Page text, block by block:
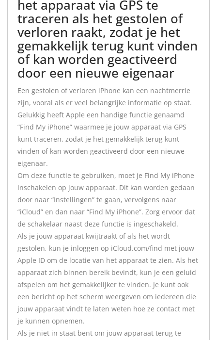
het apparaat via GPS te
traceren als het gestolen of
verloren raakt, zodat je het
gemakkelijk terug kunt vinden
of kan worden geactiveerd
door een nieuwe eigenaar
Een gestolen of verloren iPhone kan een nachtmerrie
zijn, vooral als er veel belangrijke informatie op staat.
Gelukkig heeft Apple een handige functie genaamd
“Find My iPhone” waarmee je jouw apparaat via GPS
kunt traceren, zodat je het gemakkelijk terug kunt
vinden of kan worden geactiveerd door een nieuwe
eigenaar.
Om deze functie te gebruiken, moet je Find My iPhone
inschakelen op jouw apparaat. Dit kan worden gedaan
door naar “Instellingen” te gaan, vervolgens naar
“iCloud” en dan naar “Find My iPhone”. Zorg ervoor dat
de schakelaar naast deze functie is ingeschakeld.
Als je jouw apparaat kwijtraakt of als het wordt
gestolen, kun je inloggen op iCloud.com/find met jouw
Apple ID om de locatie van het apparaat te zien. Als het
apparaat zich binnen bereik bevindt, kun je een geluid
afspelen om het gemakkelijker te vinden. Je kunt ook
een bericht op het scherm weergeven om iedereen die
jouw apparaat vindt te laten weten hoe ze contact met
je kunnen opnemen.
Als je niet in staat bent om jouw apparaat terug te